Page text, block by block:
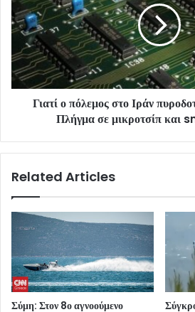
Γιατί ο πόλεμος στο Ιράν
Πλήγμα σε μικροτσίπ
Related Articles
Σύμη: Στον 8ο αγνοούμενο